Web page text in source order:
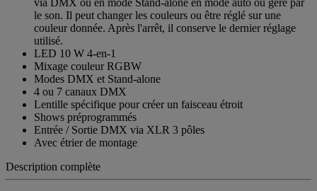
le son. Il peut changer les couleurs ou être réglé sur une
couleur donnée. Après l'arrêt, il conserve le dernier réglage
utilisé.
LED 10 W 4-en-1
Mixage couleur RGBW
Modes DMX et Stand-alone
4 ou 7 canaux DMX
Lentille spécifique pour créer un faisceau étroit
Shows préprogrammés
Entrée / Sortie DMX via XLR 3 pôles
Avec étrier de montage
Description complète